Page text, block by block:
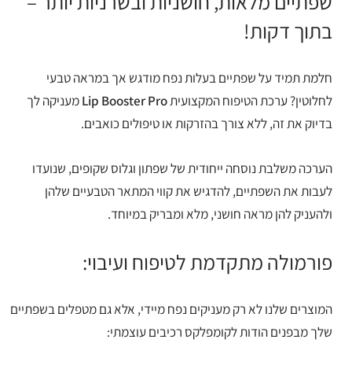
בתוך דקות!
חלמת תמיד על שפתיים בעלות נפח מודגש אך במראה טבעי
לחלוטין? ערכת הטיפוח המקצועיתLip Booster Proמעניקה לך
בדיוק את זה, ללא צורך בהזרקות או טיפולים כואבים.
הערכה משלבת נוסחה ייחודית של שפתון וגלוס שקופים, שנועדו
לעבות את השפתיים, להדגיש את קווי המתאר הטבעיים שלהן
ולהעניק להן מראה חושני, מלא ומבריק במיוחד.
פורמולה מתקדמת לטיפוח ועיבוי:
המוצרים שלנו לא רק מעניקים נפח מיידי, אלא גם מטפלים בשפתיים
שלך מבפנים הודות לקומפלקס רכיבים עוצמתי: